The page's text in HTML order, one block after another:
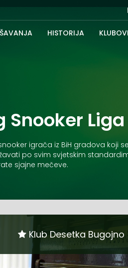
HISTORIJA KLUBOVI
Snooker Liga
igrača iz BiH gradova koji
po svim svjetskim
sjajne mečeve.
Klub Desetka Bugojno